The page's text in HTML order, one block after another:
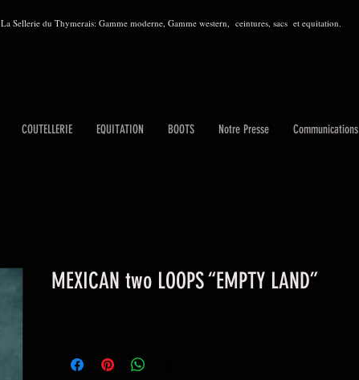
La Sellerie du Thymerais: Gamme moderne, Gamme western, ceintures, sacs et equitation.
COUTELLERIE EQUITATION BOOTS Notre Presse Communications
MEXICAN two LOOPS “EMPTY LAND”